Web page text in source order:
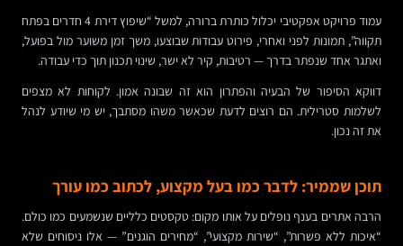
עמוד פרויקט אפקטיבי יכלול כותרת ברורה, למשל “שיפוץ דירת 4 חדרים בפתח
תקווה”, תמונות לפני ואחרי, פירוט עבודות שבוצעו, משך זמן משוער מול בפועל,
ואתגר אחד שנפתר בדרך — רטיבות, קיר לא ישר, שינוי תכנון תוך כדי עבודה.
דווקא הסיפור של הבעיה והפתרון הוא זה שבונה אמון. לקוחות לא מצפים
לשלמות סטרילית. הם רוצים לדעת שכאשר משהו מסתבך, יש מי שיודע לנהל
את זה נכון.
תוכן שממיר: לדבר כמו בעל מקצוע, לכתוב כמו עורך
הרבה אתרים בענף נופלים על אותו מקום: טקסטים כלליים שנשמעים כמו כולם.
“איכות ללא פשרות”, “שירות מקצועי”, “מחירים הוגנים” — אלו ניסוחים שלא